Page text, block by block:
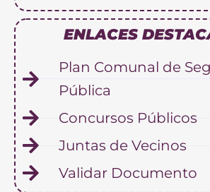
ENLACES
Plan Comunal de
Pública
Concursos Públicos
Juntas de Vecinos
Validar Documento